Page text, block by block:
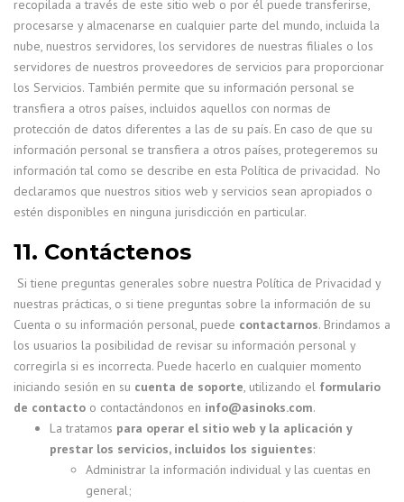
recopilada a través de este sitio web o por él puede transferirse,
procesarse y almacenarse en cualquier parte del mundo, incluida la
nube, nuestros servidores, los servidores de nuestras filiales o los
servidores de nuestros proveedores de servicios para proporcionar
los Servicios. También permite que su información personal se
transfiera a otros países, incluidos aquellos con normas de
protección de datos diferentes a las de su país. En caso de que su
información personal se transfiera a otros países, protegeremos su
información tal como se describe en esta Política de privacidad. No
declaramos que nuestros sitios web y servicios sean apropiados o
estén disponibles en ninguna jurisdicción en particular.
11. Contáctenos
Si tiene preguntas generales sobre nuestra Política de Privacidad y
nuestras prácticas, o si tiene preguntas sobre la información de su
Cuenta o su información personal, puede contactarnos. Brindamos a
los usuarios la posibilidad de revisar su información personal y
corregirla si es incorrecta. Puede hacerlo en cualquier momento
iniciando sesión en su cuenta de soporte, utilizando el formulario
de contacto o contactándonos en info@asinoks.com.
La tratamos para operar el sitio web y la aplicación y
prestar los servicios, incluidos los siguientes:
Administrar la información individual y las cuentas en
general;